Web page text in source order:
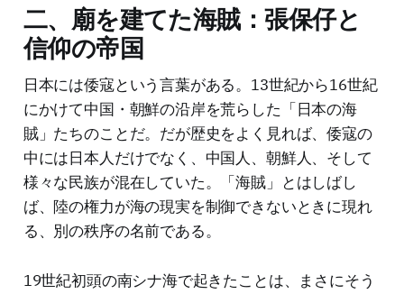
二、廟を建てた海賊：張保仔と
信仰の帝国
日本には倭寇という言葉がある。13世紀から16世紀
にかけて中国・朝鮮の沿岸を荒らした「日本の海
賊」たちのことだ。だが歴史をよく見れば、倭寇の
中には日本人だけでなく、中国人、朝鮮人、そして
様々な民族が混在していた。「海賊」とはしばし
ば、陸の権力が海の現実を制御できないときに現れ
る、別の秩序の名前である。
19世紀初頭の南シナ海で起きたことは、まさにそう